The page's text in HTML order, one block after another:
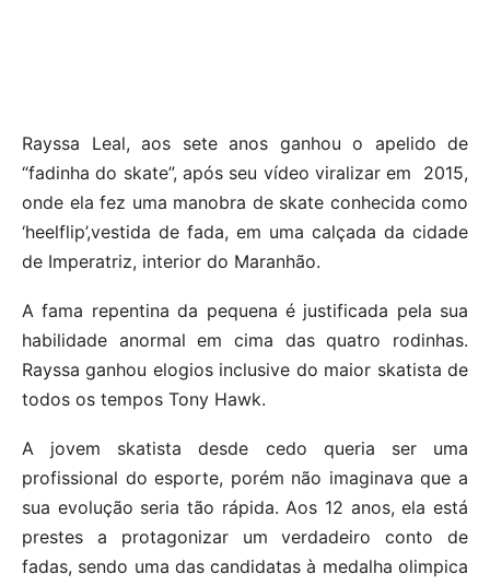
Rayssa Leal, aos sete anos ganhou o apelido de
“fadinha do skate”, após seu vídeo viralizar em 2015,
onde ela fez uma manobra de skate conhecida como
‘heelflip’,vestida de fada, em uma calçada da cidade
de Imperatriz, interior do Maranhão.
A fama repentina da pequena é justificada pela sua
habilidade anormal em cima das quatro rodinhas.
Rayssa ganhou elogios inclusive do maior skatista de
todos os tempos Tony Hawk.
A jovem skatista desde cedo queria ser uma
profissional do esporte, porém não imaginava que a
sua evolução seria tão rápida. Aos 12 anos, ela está
prestes a protagonizar um verdadeiro conto de
fadas, sendo uma das candidatas à medalha olimpica